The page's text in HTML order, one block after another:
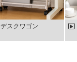
デスクワゴン